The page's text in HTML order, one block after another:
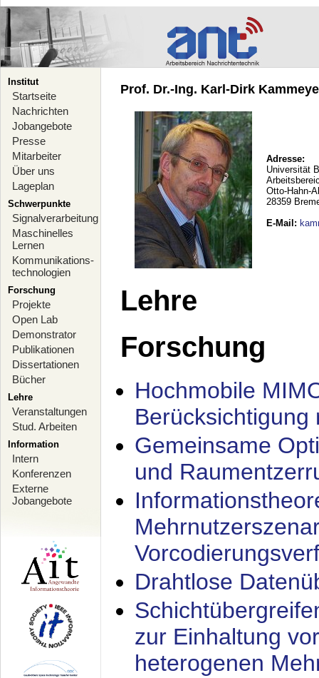
Institut
Startseite
Nachrichten
Jobangebote
Presse
Mitarbeiter
Über uns
Lageplan
Schwerpunkte
Signalverarbeitung
Maschinelles
Lernen
Kommunikations-
technologien
Forschung
Projekte
Open Lab
Demonstrator
Publikationen
Dissertationen
Bücher
Lehre
Veranstaltungen
Stud. Arbeiten
Information
Intern
Konferenzen
Externe
Jobangebote
Prof. Dr.-Ing. Karl-Dirk
Adresse:
Universität
Otto-Hahn-
28359
E-Mail :
Lehre
Forschung
Hochmobile
Berücksichtigung
Gemeinsame
und
Drahtlose
zur Einhaltung
heterogenen